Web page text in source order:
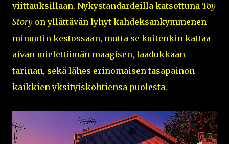
viittauksillaan. Nykystandardeilla katsottuna Toy
Story on yllättävän lyhyt kahdeksankymmenen
minuutin kestossaan, mutta se kuitenkin kattaa
aivan mielettömän maagisen, laadukkaan
tarinan, sekä lähes erinomaisen tasapainon
kaikkien yksityiskohtiensa puolesta.